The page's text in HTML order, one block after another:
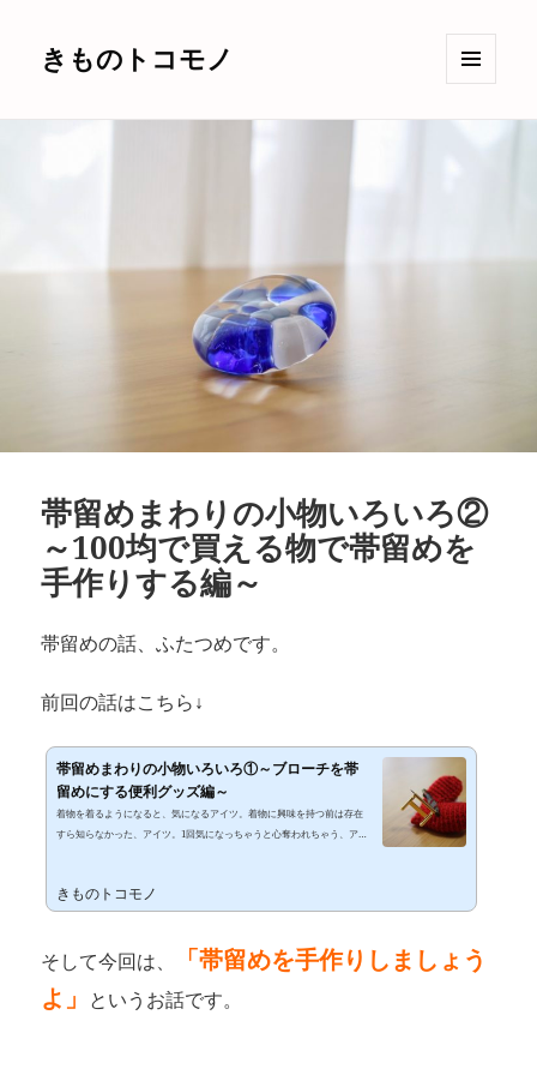
きものトコモノ
ーとウ
帯留めまわりの小物いろいろ②
～100均で買える物で帯留めを
手作りする編～
帯留めの話、ふたつめです。
前回の話はこちら↓
帯留めまわりの小物いろいろ①～ブローチを帯
留めにする便利グッズ編～
着物を着るようになると、気になるアイツ。着物に興味を持つ前は存在
すら知らなかった、アイツ。1回気になっちゃうと心奪われちゃう、アイ
わせて。 着ていく場所に合わせて。おしゃれな人は帯留めを上手に使っ
て、テーマを持たせたコーディネートを楽しんでいますよね。 ↑帯留めの
感じで。帯締めじゃ太すぎて...
きものトコモノ
そして今回は、 「帯留めを手作りしましょう
よ」 というお話です。